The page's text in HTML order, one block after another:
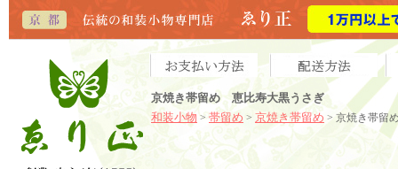
京焼き帯留め 恵比寿大黒うさぎ
和装小物 > 帯留め > 京焼き帯留め > 京焼き帯留